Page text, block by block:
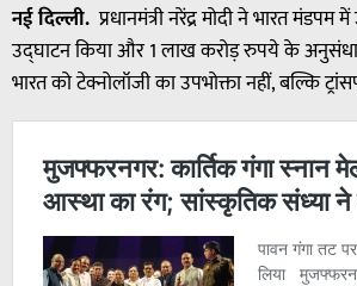
नई दिल्ली. प्रधानमंत्री नरेंद्र मोदी ने भारत
उद्घाटन किया और 1 लाख करोड़ रुपये के
भारत को टेक्नोलॉजी का उपभोक्ता नहीं, बल्कि